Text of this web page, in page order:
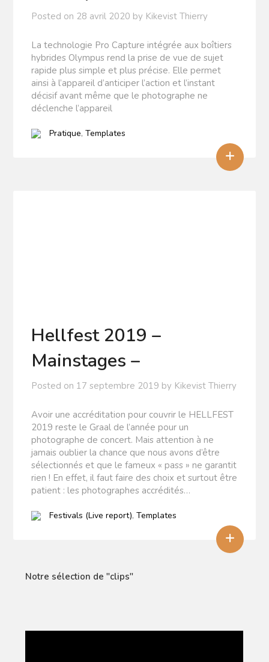
Posted on 28 avril 2020 by Kikevist Thierry
La technologie Pro Capture intégrée aux boîtiers
hybrides Olympus rend la prise de vue de sujet
rapide plus simple et plus précise. Elle permet
ainsi à l’appareil d’anticiper l’action et l’instant
décisif avant même que le photographe ne
déclenche l’appareil
+
Pratique,Templates
Hellfest 2019 –
Mainstages –
Posted on 17 septembre 2019 by Kikevist Thierry
Avoir une accréditation pour couvrir le HELLFEST
2019 reste le Graal de l’année pour un
photographe de concert. Mais attention à ne
jamais oublier la chance que nous avons d’être
sélectionnés et que le fameux « pass » ne garantit
rien ! En effet, il faut faire des choix et surtout être
patient : les photographes accrédités…
+
Festivals (Live report),Templates
Notre sélection de "clips"